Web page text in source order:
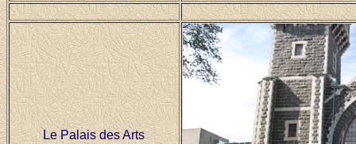
Le Palais des Arts